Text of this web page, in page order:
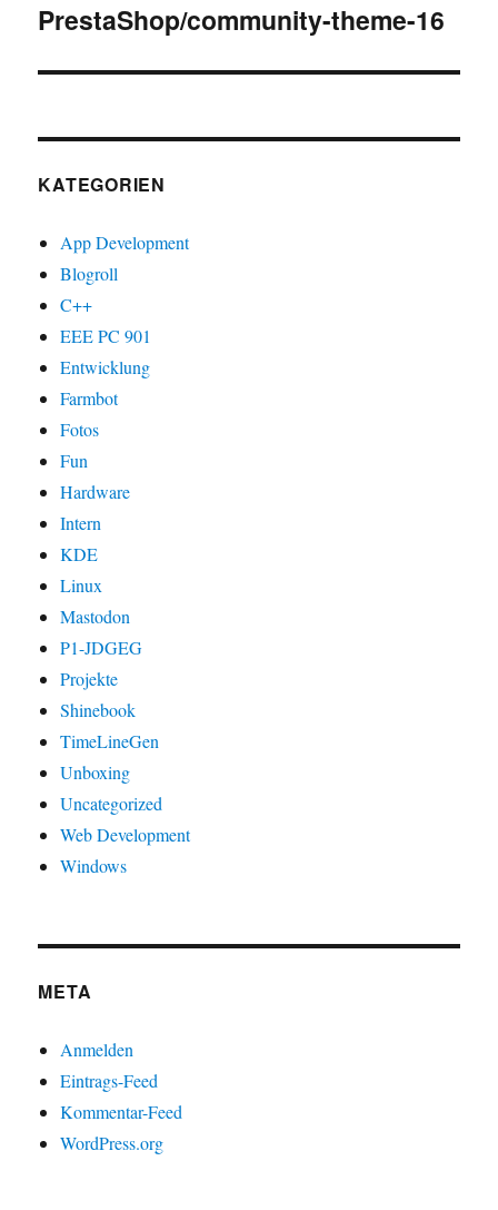
Nächster
PrestaShop/community-theme-16
KATEGORIEN
App Development
Blogroll
C++
EEE PC 901
Entwicklung
Farmbot
Fotos
Fun
Hardware
Intern
KDE
Linux
Mastodon
P1-JDGEG
Projekte
Shinebook
TimeLineGen
Unboxing
Uncategorized
Web Development
Windows
META
Anmelden
Eintrags-Feed
Kommentar-Feed
WordPress.org